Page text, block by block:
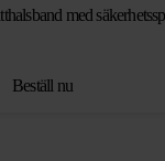
med
Beställ nu